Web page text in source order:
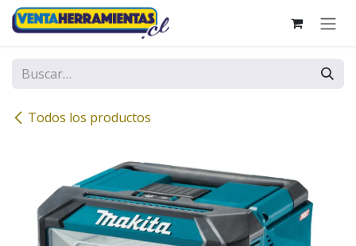
Ir al contenido
Todos los productos